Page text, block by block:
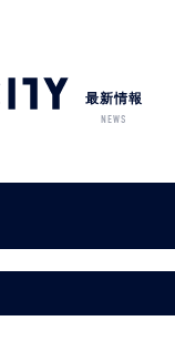
最新情報
NEWS